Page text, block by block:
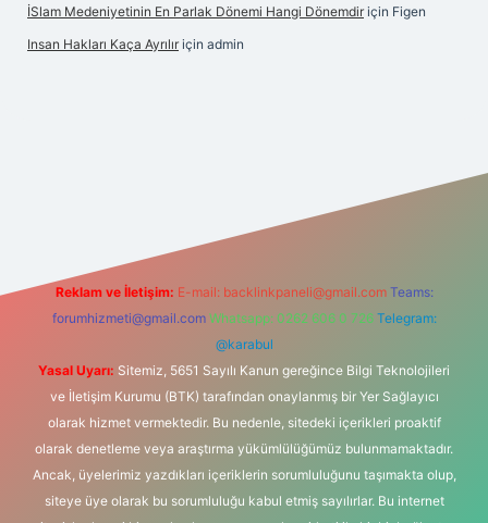
İSlam Medeniyetinin En Parlak Dönemi Hangi Dönemdir için Figen
Insan Hakları Kaça Ayrılır için admin
Reklam ve İletişim: E-mail: backlinkpaneli@gmail.com Teams:
forumhizmeti@gmail.com Whatsapp: 0262 606 0 726 Telegram:
@karabul
Yasal Uyarı: Sitemiz, 5651 Sayılı Kanun gereğince Bilgi Teknolojileri
ve İletişim Kurumu (BTK) tarafından onaylanmış bir Yer Sağlayıcı
olarak hizmet vermektedir. Bu nedenle, sitedeki içerikleri proaktif
olarak denetleme veya araştırma yükümlülüğümüz bulunmamaktadır.
Ancak, üyelerimiz yazdıkları içeriklerin sorumluluğunu taşımakta olup,
siteye üye olarak bu sorumluluğu kabul etmiş sayılırlar. Bu internet